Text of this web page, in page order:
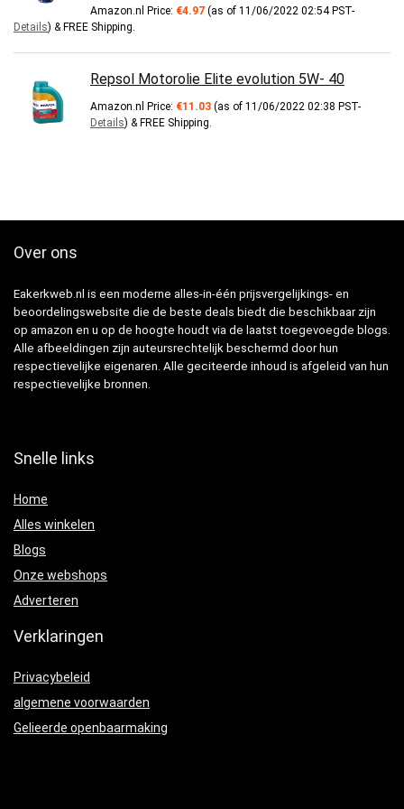
Amazon.nl Price: €4.97 (as of 11/06/2022 02:54 PST-
Details) &FREE Shipping.
Repsol Motorolie Elite evolution 5W- 40
Amazon.nl Price: €11.03 (as of 11/06/2022 02:38 PST-
Details) &FREE Shipping.
Over ons
Eakerkweb.nl is een moderne alles-in-één prijsvergelijkings- en
beoordelingswebsite die de beste deals biedt die beschikbaar zijn
op amazon en u op de hoogte houdt via de laatst toegevoegde blogs.
Alle afbeeldingen zijn auteursrechtelijk beschermd door hun
respectievelijke eigenaren. Alle geciteerde inhoud is afgeleid van hun
respectievelijke bronnen.
Snelle links
Home
Alles winkelen
Blogs
Onze webshops
Adverteren
Verklaringen
Privacybeleid
algemene voorwaarden
Gelieerde openbaarmaking